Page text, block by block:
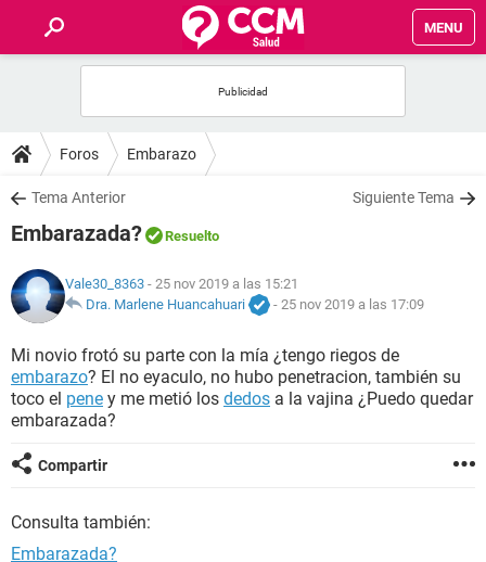
MENU
FOROS
SALUD
NUTRICIÓN
BIENESTAR
SEXUALIDAD
GLOSARIO
Foros Embarazo
Tema Anterior Siguiente Tema
Embarazada? Resuelto
Vale30_8363 - 25 nov 2019 a las 15:21
Dra. Marlene Huancahuari
- 25 nov 2019 a las 17:09
Mi novio frotó su parte con la mía ¿tengo riegos de
embarazo? El no eyaculo, no hubo penetracion, también su
toco el pene y me metió los dedos a la vajina ¿Puedo quedar
embarazada?
Compartir
Consulta también:
Embarazada?